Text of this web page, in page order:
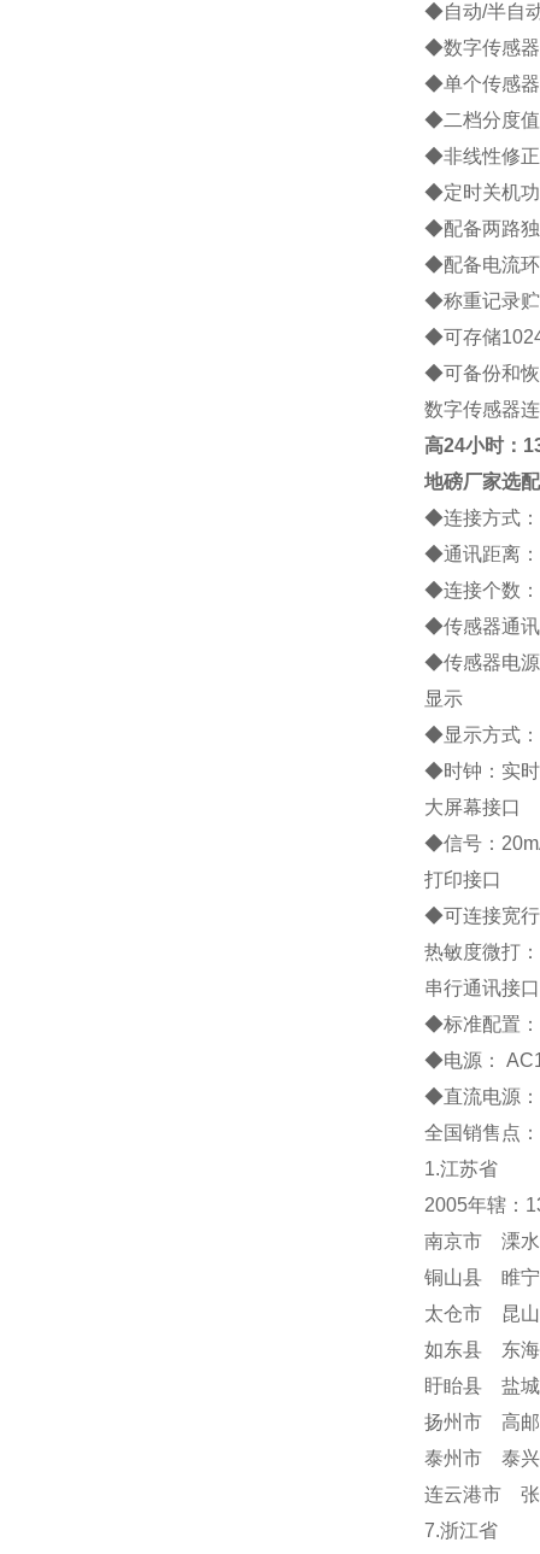
◆自动/半自
◆数字传感
◆单个传感
◆二档分度
◆非线性修正
◆定时关机
◆配备两路独
◆配备电流环
◆称重记录贮
◆可存储
◆可备份和恢
数字传感器
高24小时：
地磅厂家选
◆连接方式
◆通讯距离
◆连接个数
◆传感器通
◆传感器电
显示
◆显示方式：
◆时钟：实时
大屏幕接口
◆信号：
打印接口
◆可连接宽行
热敏度微打
串行通讯接口
◆标准配置：
◆电源：
◆直流电源
全国销售点：
1.江苏省
2005年辖：
南京市 溧
铜山县 睢
太仓市 昆
如东县 东
盱眙县 盐
扬州市 高
泰州市 泰
连云港市 张
7.浙江省